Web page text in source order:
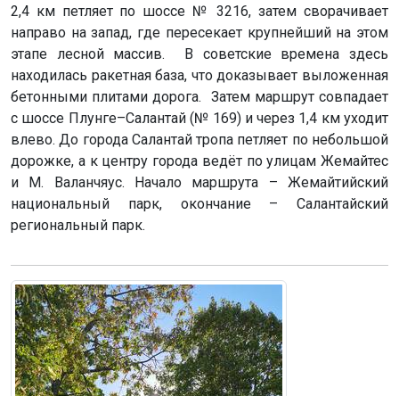
2,4 км петляет по шоссе № 3216, затем сворачивает
направо на запад, где пересекает крупнейший на этом
этапе лесной массив. В советские времена здесь
находилась ракетная база, что доказывает выложенная
бетонными плитами дорога. Затем маршрут совпадает
с шоссе Плунге–Салантай (№ 169) и через 1,4 км уходит
влево. До города Салантай тропа петляет по небольшой
дорожке, а к центру города ведёт по улицам Жемайтес
и М. Валанчяус. Начало маршрута – Жемайтийский
национальный парк, окончание – Салантайский
региональный парк.